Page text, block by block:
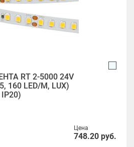
RT 2-5000 24V
160 LED/M, LUX)
Цена
748.20 руб.